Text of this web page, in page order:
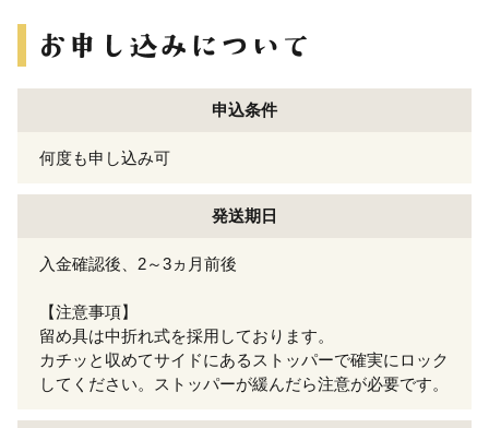
申込条件
何度も申し込み可
発送期日
入金確認後、2～3ヵ月前後
【注意事項】
留め具は中折れ式を採用しております。
カチッと収めてサイドにあるストッパーで確実にロック
してください。ストッパーが緩んだら注意が必要です。